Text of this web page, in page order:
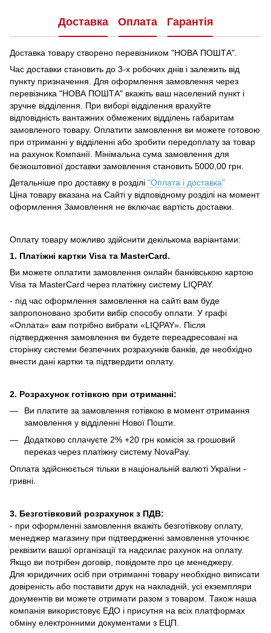
Доставка Оплата Гарантія
Доставка товару створено перевізником "НОВА ПОШТА".
Час доставки становить до 3-х робочих днів і залежить від
пункту призначення. Для оформлення замовлення через
перевізника "НОВА ПОШТА" вкажіть ваш населений пункт і
зручне відділення.
При виборі відділення врахуйте
відповідність вантажних обмежених відділень габаритам
замовленого товару. Оплатити замовлення ви можете готовою
при отриманні у відділенні або зробити передоплату за товар
на рахунок Компанії. Мінімальна сума замовлення для
безкоштовної доставки замовлення становить 5000,00 грн.
Детальніше про доставку в розділі "Оплата і доставка"
Ціна товару вказана на Сайті у відповідному розділі на момент
оформлення Замовлення не включає вартість доставки.
Оплату товару можливо здійснити декількома варіантами:
1. Платіжні картки Visa та MasterCard.
Ви можете оплатити замовлення онлайн банківською картою
Visa та MasterCard через платіжну систему LIQPAY.
- під час оформлення замовлення на сайті вам буде
запропоновано зробити вибір способу оплати. У графі
«Оплата» вам потрібно вибрати «LIQPAY». Після
підтвердження замовлення ви будете переадресовані на
сторінку системи безпечних розрахунків банків, де необхідно
внести дані картки та підтвердити оплату.
2. Розрахунок готівкою при отриманні:
Ви платите за замовлення готівкою в момент отримання
замовлення у відділенні Нової Пошти.
Додатково сплачуєте 2% +20 грн комісія за грошовий
переказ через платіжну систему NovaPay.
Оплата здійснюється тільки в національній валюті України -
гривні.
3. Безготівковий розрахунок з ПДВ:
- при оформленні замовлення вкажіть безготівкову оплату,
менеджер магазину при підтвердженні замовлення уточнює
реквізити вашої організації та надсилає рахунок на оплату.
Якщо ви потрібен договір, повідомте про це менеджеру.
Для юридичних осіб при отриманні товару необхідно виписати
довіреність або поставити друк на накладній, усі екземпляри
документів ви можете отримати разом з товаром. Також наша
компанія використовує ЕДО і присутня на всіх платформах
обміну електронними документами з ЕЦП.